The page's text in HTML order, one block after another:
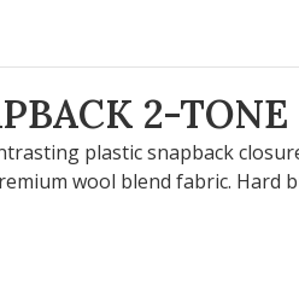
2-TONE
plastic snapback
wool blend fabric. Hard